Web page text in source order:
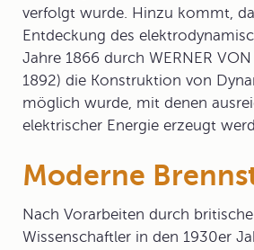
verfolgt wurde. Hinzu kommt,
Entdeckung des
Jahre 1866 durch WERNER VON
1892) die Konstruktion von
möglich wurde, mit denen
elektrischer Energie erzeugt
Moderne
Nach Vorarbeiten durch
Wissenschaftler in den 1930er